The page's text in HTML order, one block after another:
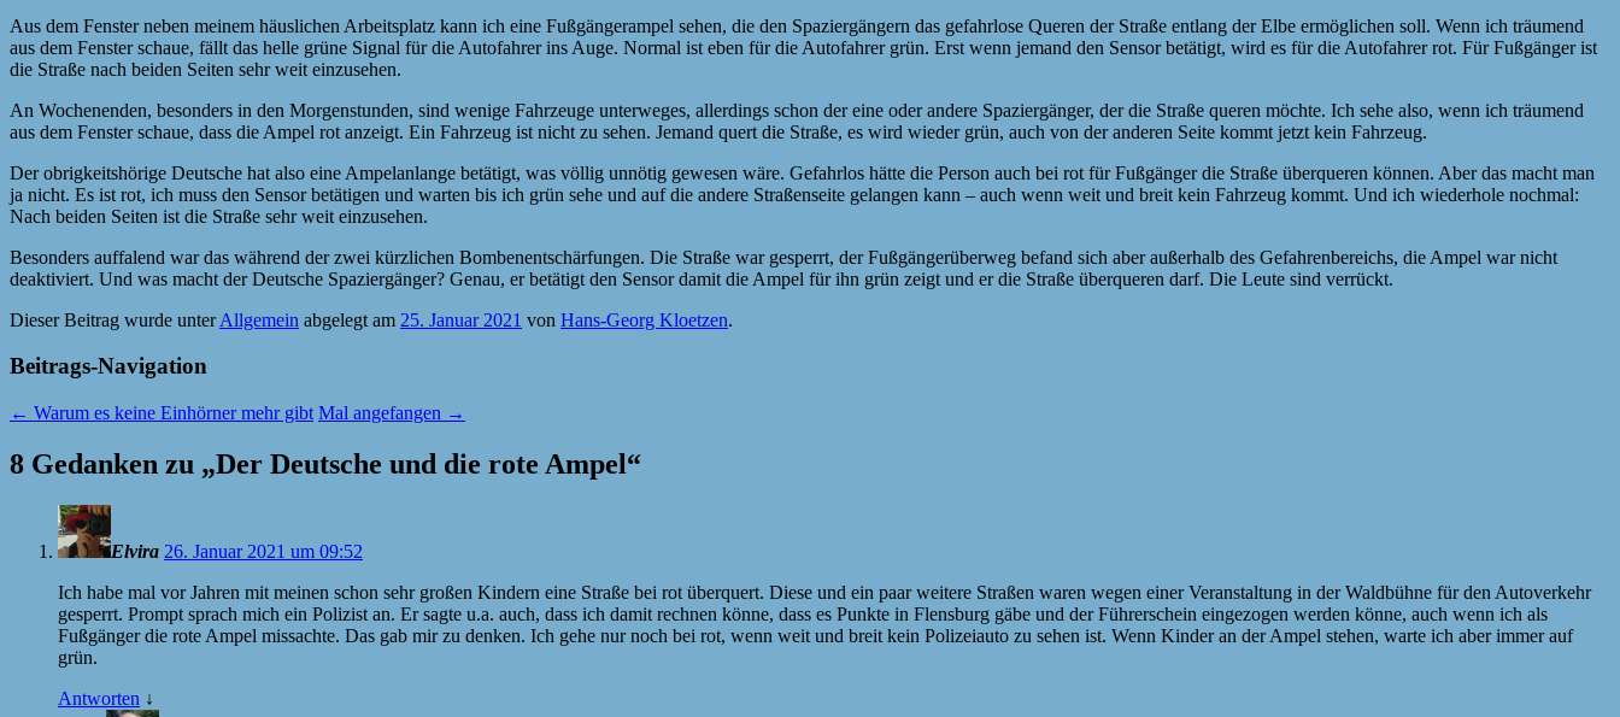
Aus dem Fenster neben meinem häuslichen Arbeitsplatz kann ich eine Fußgängerampel sehen, die den Spaziergängern das gefahrlose Queren der Straße entlang der Elbe ermöglichen soll. Wenn ich träumend
aus dem Fenster schaue, fällt das helle grüne Signal für die Autofahrer ins Auge. Normal ist eben für die Autofahrer grün. Erst wenn jemand den Sensor betätigt, wird es für die Autofahrer rot. Für Fußgänger ist
die Straße nach beiden Seiten sehr weit einzusehen.
An Wochenenden, besonders in den Morgenstunden, sind wenige Fahrzeuge unterweges, allerdings schon der eine oder andere Spaziergänger, der die Straße queren möchte. Ich sehe also, wenn ich träumend
aus dem Fenster schaue, dass die Ampel rot anzeigt. Ein Fahrzeug ist nicht zu sehen. Jemand quert die Straße, es wird wieder grün, auch von der anderen Seite kommt jetzt kein Fahrzeug.
Der obrigkeitshörige Deutsche hat also eine Ampelanlange betätigt, was völlig unnötig gewesen wäre. Gefahrlos hätte die Person auch bei rot für Fußgänger die Straße überqueren können. Aber das macht man
ja nicht. Es ist rot, ich muss den Sensor betätigen und warten bis ich grün sehe und auf die andere Straßenseite gelangen kann – auch wenn weit und breit kein Fahrzeug kommt. Und ich wiederhole nochmal:
Nach beiden Seiten ist die Straße sehr weit einzusehen.
Besonders auffalend war das während der zwei kürzlichen Bombenentschärfungen. Die Straße war gesperrt, der Fußgängerüberweg befand sich aber außerhalb des Gefahrenbereichs, die Ampel war nicht
deaktiviert. Und was macht der Deutsche Spaziergänger? Genau, er betätigt den Sensor damit die Ampel für ihn grün zeigt und er die Straße überqueren darf. Die Leute sind verrückt.
Dieser Beitrag wurde unterAllgemein abgelegt am 25. Januar 2021 von Hans-Georg Kloetzen.
Beitrags-Navigation
← Warum es keine Einhörner mehr gibt Mal angefangen →
8 Gedanken zu „Der Deutsche und die rote Ampel“
Elvira 26. Januar 2021 um 09:52
Ich habe mal vor Jahren mit meinen schon sehr großen Kindern eine Straße bei rot überquert. Diese und ein paar weitere Straßen waren wegen einer Veranstaltung in der Waldbühne für den Autoverkehr
gesperrt. Prompt sprach mich ein Polizist an. Er sagte u.a. auch, dass ich damit rechnen könne, dass es Punkte in Flensburg gäbe und der Führerschein eingezogen werden könne, auch wenn ich als
Fußgänger die rote Ampel missachte. Das gab mir zu denken. Ich gehe nur noch bei rot, wenn weit und breit kein Polizeiauto zu sehen ist. Wenn Kinder an der Ampel stehen, warte ich aber immer auf
grün.
Antworten ↓